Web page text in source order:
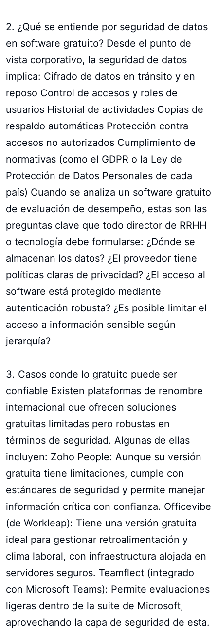
2. ¿Qué se entiende por seguridad de datos
en software gratuito? Desde el punto de
vista corporativo, la seguridad de datos
implica: Cifrado de datos en tránsito y en
reposo Control de accesos y roles de
usuarios Historial de actividades Copias de
respaldo automáticas Protección contra
accesos no autorizados Cumplimiento de
normativas (como el GDPR o la Ley de
Protección de Datos Personales de cada
país) Cuando se analiza un software gratuito
de evaluación de desempeño, estas son las
preguntas clave que todo director de RRHH
o tecnología debe formularse: ¿Dónde se
almacenan los datos? ¿El proveedor tiene
políticas claras de privacidad? ¿El acceso al
software está protegido mediante
autenticación robusta? ¿Es posible limitar el
acceso a información sensible según
jerarquía?
3. Casos donde lo gratuito puede ser
confiable Existen plataformas de renombre
internacional que ofrecen soluciones
gratuitas limitadas pero robustas en
términos de seguridad. Algunas de ellas
incluyen: Zoho People: Aunque su versión
gratuita tiene limitaciones, cumple con
estándares de seguridad y permite manejar
información crítica con confianza. Officevibe
(de Workleap): Tiene una versión gratuita
ideal para gestionar retroalimentación y
clima laboral, con infraestructura alojada en
servidores seguros. Teamflect (integrado
con Microsoft Teams): Permite evaluaciones
ligeras dentro de la suite de Microsoft,
aprovechando la capa de seguridad de esta.